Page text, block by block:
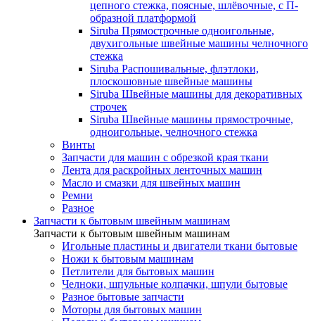
цепного стежка, поясные, шлёвочные, с П-
образной платформой
Siruba Прямострочные одноигольные,
двухигольные швейные машины челночного
стежка
Siruba Распошивальные, флэтлоки,
плоскошовные швейные машины
Siruba Швейные машины для декоративных
строчек
Siruba Швейные машины прямострочные,
одноигольные, челночного стежка
Винты
Запчасти для машин с обрезкой края ткани
Лента для раскройных ленточных машин
Масло и смазки для швейных машин
Ремни
Разное
Запчасти к бытовым швейным машинам
Запчасти к бытовым швейным машинам
Игольные пластины и двигатели ткани бытовые
Ножи к бытовым машинам
Петлители для бытовых машин
Челноки, шпульные колпачки, шпули бытовые
Разное бытовые запчасти
Моторы для бытовых машин